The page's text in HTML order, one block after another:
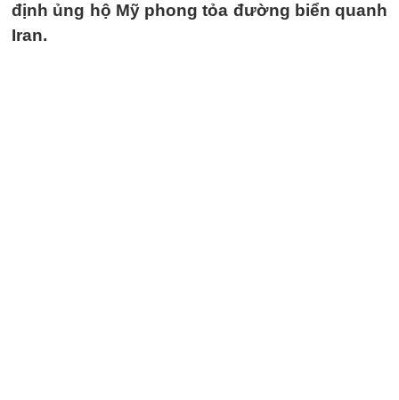
định ủng hộ Mỹ phong tỏa đường biển quanh
Iran.